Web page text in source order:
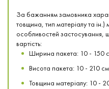
За бажанням замовника
товщина, тип матеріалу та
особливостей застосування,
вартість:
Ширина пакета: 10 - 150
Висота пакета: 10 - 210 см
Товщина матеріалу: 10 -